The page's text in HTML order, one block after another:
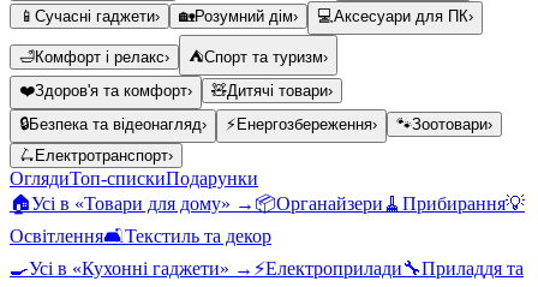
📱 Сучасні гаджети› 🏡Розумний дім› 💻Аксесуари для ПК›
🛁Комфорт і релакс› ⛺Спорт та туризм›
❤️Здоров'я та комфорт› 🧸Дитячі товари›
🔒Безпека та відеонагляд› ⚡ Енергозбереження› 🐾Зоотовари›
🛴 Електротранспорт›
ОглядиТоп-спискиПодарунки
🏠Усі в «Товари для дому» → 📦Органайзери 🧹 Прибирання💡
Освітлення🛋️Текстиль та декор
🍳Усі в «Кухонні гаджети» → ⚡Електроприлади🔧Приладдя та